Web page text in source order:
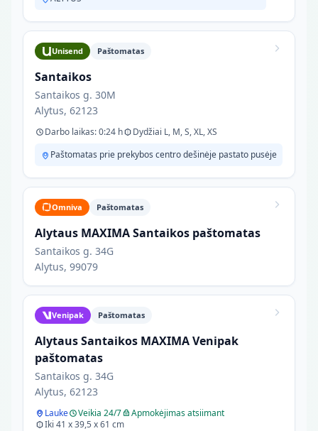
Unisend Paštomatas
Santaikos
Santaikos g. 30M
Alytus, 62123
Darbo laikas: 0:24 h
Dydžiai L, M, S, XL, XS
Paštomatas prie prekybos centro dešinėje pastato pusėje
Omniva Paštomatas
Alytaus MAXIMA Santaikos paštomatas
Santaikos g. 34G
Alytus, 99079
Venipak Paštomatas
Alytaus Santaikos MAXIMA Venipak
paštomatas
Santaikos g. 34G
Alytus, 62123
Lauke Veikia 24/7
Apmokėjimas atsiimant
Iki 41 x 39,5 x 61 cm